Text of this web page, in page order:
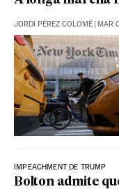
JORDI PÉREZ COLOMÉ | MAR
IMPEACHMENT DE TRUMP
Bolton admite